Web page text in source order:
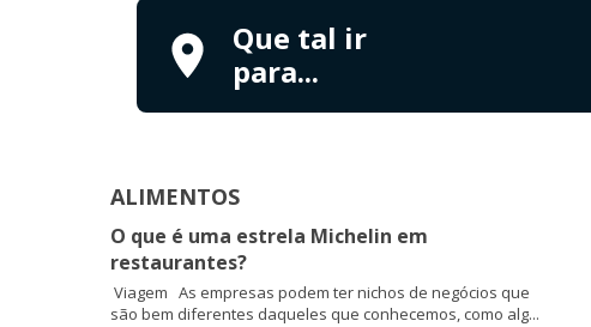
Que tal ir
para...
ALIMENTOS
O que é uma estrela Michelin em
restaurantes?
Viagem As empresas podem ter nichos de negócios que
são bem diferentes daqueles que conhecemos, como alg...